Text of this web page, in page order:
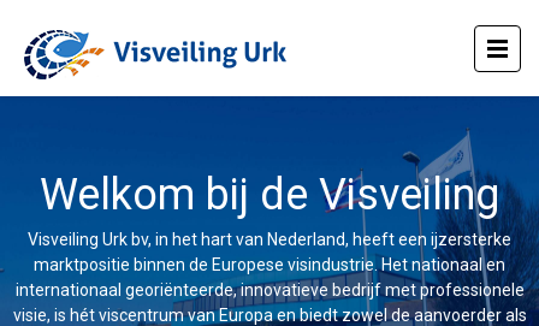
Welkom bij de Visveiling
Visveiling Urk bv, in het hart van Nederland, heeft een ijzersterke
marktpositie binnen de Europese visindustrie. Het nationaal en
internationaal georiënteerde, innovatieve bedrijf met professionele
visie, is hét viscentrum van Europa en biedt zowel de aanvoerder als